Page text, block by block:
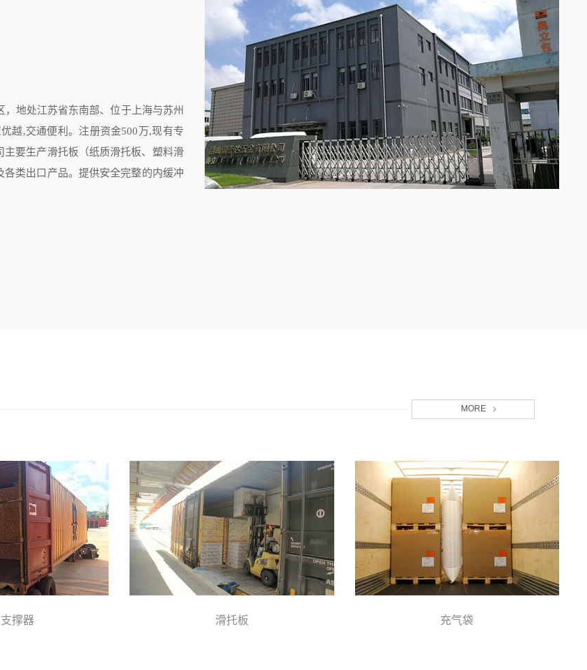
地处江苏省东南部、位于上海与苏州
越,交通便利。注册资金500万,现有专
主要生产滑托板（纸质滑托板、塑料滑
类出口产品。提供安全完整的内缓冲
MORE
撑器 滑托板 充气袋